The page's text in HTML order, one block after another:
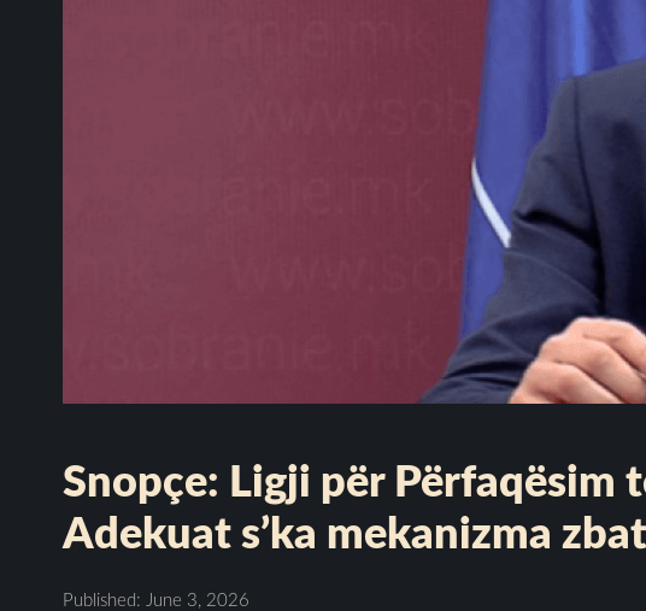
Snopçe: Ligji për Përfaqësim
Adekuat s’ka mekanizma
Published: June 3, 2026